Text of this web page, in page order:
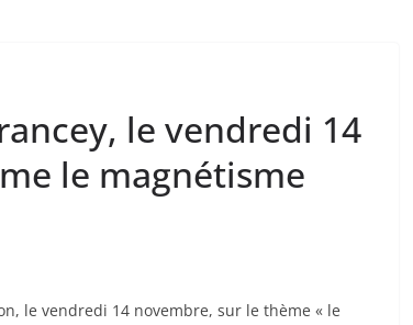
le vendredi 14
le magnétisme
le vendredi 14 novembre, sur le thème « le